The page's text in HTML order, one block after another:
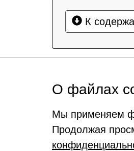
К
О файлах
Мы применяем
Продолжая